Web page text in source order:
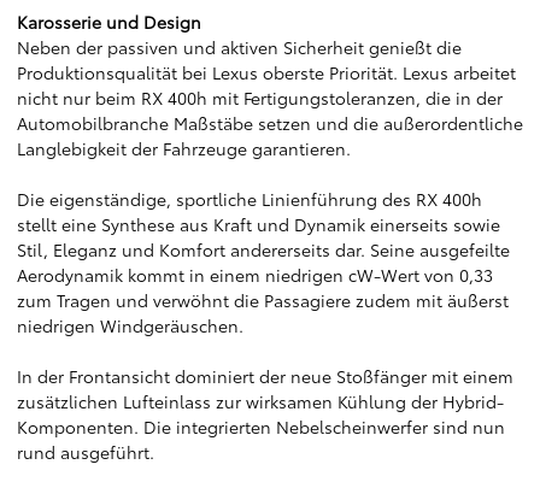
Karosserie und Design
Neben der passiven und aktiven Sicherheit genießt die
Produktionsqualität bei Lexus oberste Priorität. Lexus arbeitet
nicht nur beim RX 400h mit Fertigungstoleranzen, die in der
Automobilbranche Maßstäbe setzen und die außerordentliche
Langlebigkeit der Fahrzeuge garantieren.
Die eigenständige, sportliche Linienführung des RX 400h
stellt eine Synthese aus Kraft und Dynamik einerseits sowie
Stil, Eleganz und Komfort andererseits dar. Seine ausgefeilte
Aerodynamik kommt in einem niedrigen cW-Wert von 0,33
zum Tragen und verwöhnt die Passagiere zudem mit äußerst
niedrigen Windgeräuschen.
In der Frontansicht dominiert der neue Stoßfänger mit einem
zusätzlichen Lufteinlass zur wirksamen Kühlung der Hybrid-
Komponenten. Die integrierten Nebelscheinwerfer sind nun
rund ausgeführt.